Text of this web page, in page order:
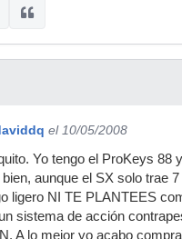
el 10/05/2008
Yo tengo el ProKeys 88
aunque el SX solo trae
ligero NI TE PLANTEES
sistema de acción
A lo mejor yo acabo